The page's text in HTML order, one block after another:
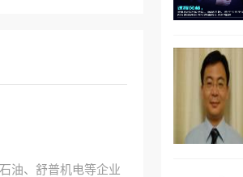
油、舒普机电等企业